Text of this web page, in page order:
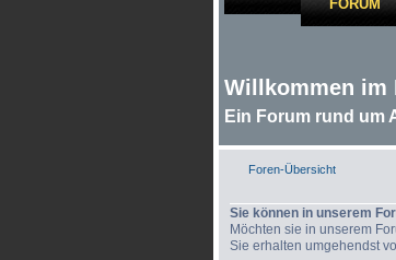
FORUM
Willkommen im
Ein Forum rund um
Foren-Übersicht
Sie können in unserem
Möchten sie in unserem
Sie erhalten umgehendst